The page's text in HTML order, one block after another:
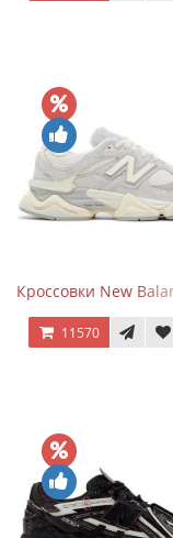
Кроссовки New
11570